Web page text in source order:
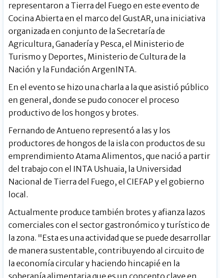
representaron a Tierra del Fuego en este evento de
Cocina Abierta en el marco del GustAR, una iniciativa
organizada en conjunto de la Secretaría de
Agricultura, Ganadería y Pesca, el Ministerio de
Turismo y Deportes, Ministerio de Cultura de la
Nación y la Fundación ArgenINTA.
En el evento se hizo una charla a la que asistió público
en general, donde se pudo conocer el proceso
productivo de los hongos y brotes.
Fernando de Antueno representó a las y los
productores de hongos de la isla con productos de su
emprendimiento Atama Alimentos, que nació a partir
del trabajo con el INTA Ushuaia, la Universidad
Nacional de Tierra del Fuego, el CIEFAP y el gobierno
local.
Actualmente produce también brotes y afianza lazos
comerciales con el sector gastronómico y turístico de
la zona. "Esta es una actividad que se puede desarrollar
de manera sustentable, contribuyendo al circuito de
la economía circular y haciendo hincapié en la